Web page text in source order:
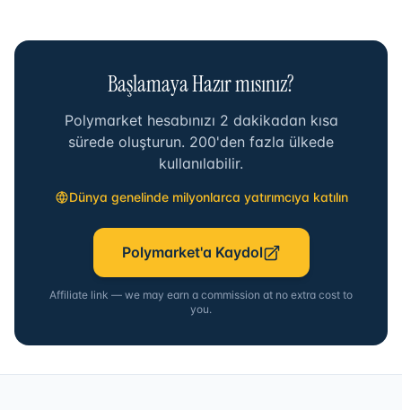
Başlamaya Hazır mısınız?
Polymarket hesabınızı 2 dakikadan kısa
sürede oluşturun. 200'den fazla ülkede
kullanılabilir.
Dünya genelinde milyonlarca yatırımcıya katılın
Polymarket'a Kaydol
Affiliate link — we may earn a commission at no extra cost to
you.